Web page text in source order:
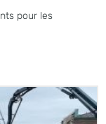
pour les